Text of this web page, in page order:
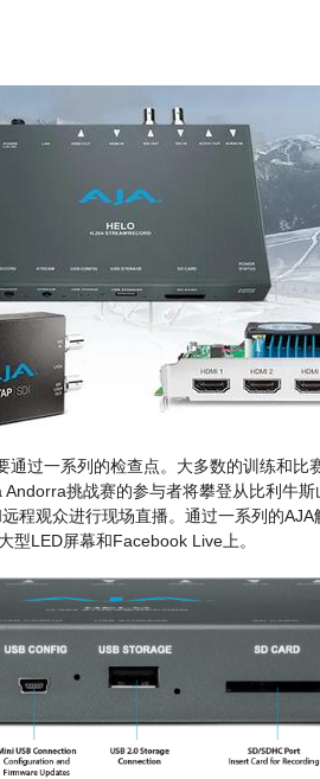
过一系列的检查点。大多数的训练和
挑战赛的参与者将攀登从比利牛
程观众进行现场直播。通过一系列的
型LED屏幕和Facebook Live上。